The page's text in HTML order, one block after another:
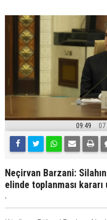
09:49 07
Neçirvan Barzani:
elinde toplanması kararı
.